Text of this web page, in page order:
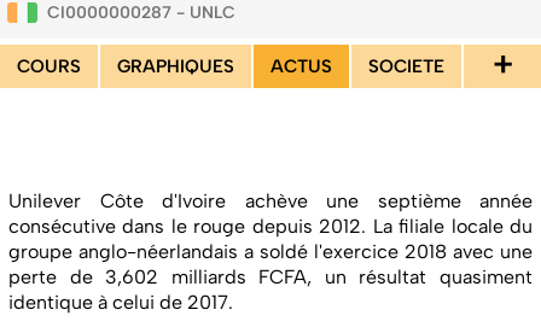
CI0000000287 - UNLC
COURS GRAPHIQUES ACTUS SOCIETE +
Unilever Côte d'Ivoire achève une septième année
consécutive dans le rouge depuis 2012. La filiale locale du
groupe anglo-néerlandais a soldé l'exercice 2018 avec une
perte de 3,602 milliards FCFA, un résultat quasiment
identique à celui de 2017.